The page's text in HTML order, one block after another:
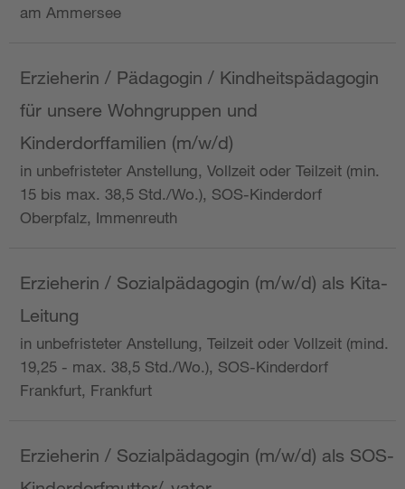
am Ammersee
Erzieherin / Pädagogin / Kindheitspädagogin
für unsere Wohngruppen und
Kinderdorffamilien (m/w/d)
in unbefristeter Anstellung, Vollzeit oder Teilzeit (min.
15 bis max. 38,5 Std./Wo.), SOS-Kinderdorf
Oberpfalz, Immenreuth
Erzieherin / Sozialpädagogin (m/w/d) als Kita-
Leitung
in unbefristeter Anstellung, Teilzeit oder Vollzeit (mind.
19,25 - max. 38,5 Std./Wo.), SOS-Kinderdorf
Frankfurt, Frankfurt
Erzieherin / Sozialpädagogin (m/w/d) als SOS-